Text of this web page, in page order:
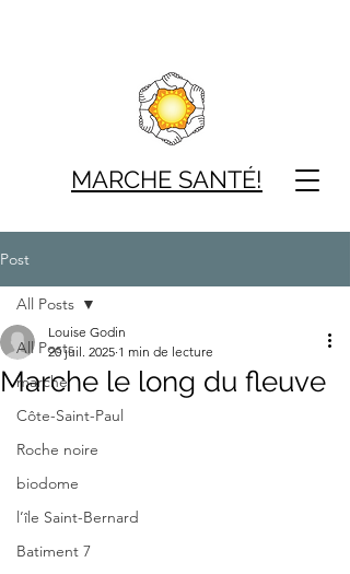
MARCHE SANTÉ!
Post
All Posts
marche
Côte-Saint-Paul
Roche noire
biodome
l’île Saint-Bernard
Batiment 7
All Posts
Marche le long du fleuve
Louise Godin
20 juil. 2025 1 min de lecture